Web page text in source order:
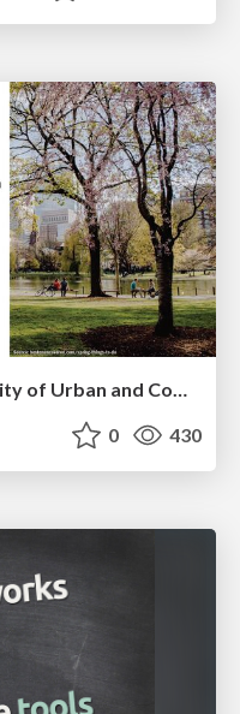
Stewardship and Sustainability of Urban and Community Forests
0 430